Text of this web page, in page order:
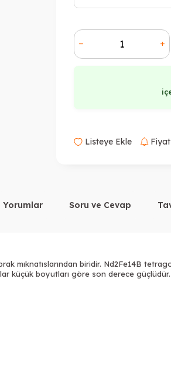
Listeye Ekle Fiyat
Yorumlar Soru ve Cevap
mıknatıslarından biridir. Nd2Fe14B
küçük boyutları göre son derece güçlüdür.